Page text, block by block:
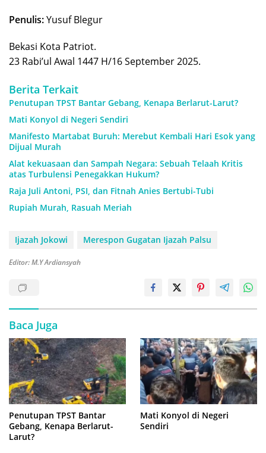
Penulis:Yusuf Blegur
Bekasi Kota Patriot.
23 Rabi’ul Awal 1447 H/16 September 2025.
Berita Terkait
Penutupan TPST Bantar Gebang, Kenapa Berlarut-Larut?
Mati Konyol di Negeri Sendiri
Manifesto Martabat Buruh: Merebut Kembali Hari Esok yang
Dijual Murah
Alat kekuasaan dan Sampah Negara: Sebuah Telaah Kritis
atas Turbulensi Penegakkan Hukum?
Raja Juli Antoni, PSI, dan Fitnah Anies Bertubi-Tubi
Rupiah Murah, Rasuah Meriah
Ijazah Jokowi Merespon Gugatan Ijazah Palsu
Editor: M.Y Ardiansyah
Baca Juga
Penutupan TPST Bantar
Gebang, Kenapa Berlarut-
Larut?
Mati Konyol di Negeri
Sendiri